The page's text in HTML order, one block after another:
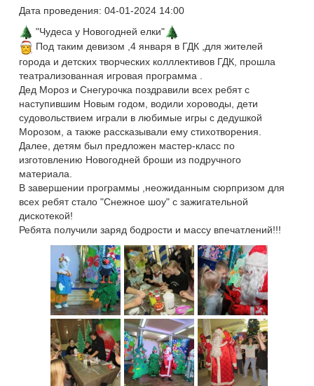
Дата проведения: 04-01-2024 14:00
"Чудеса у Новогодней елки"
Под таким девизом ,4 января в ГДК ,для жителей
города и детских творческих колллективов ГДК, прошла
театрализованная игровая программа .
Дед Мороз и Снегурочка поздравили всех ребят с
наступившим Новым годом, водили хороводы, дети
судовольствием играли в любимые игры с дедушкой
Морозом, а также рассказывали ему стихотворения.
Далее, детям был предложен мастер-класс по
изготовлению Новогодней броши из подручного
материала.
В завершении программы ,неожиданным сюрпризом для
всех ребят стало "Снежное шоу" с зажигательной
дискотекой!
Ребята получили заряд бодрости и массу впечатлений!!!